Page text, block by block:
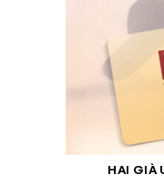
HAI GIÀ